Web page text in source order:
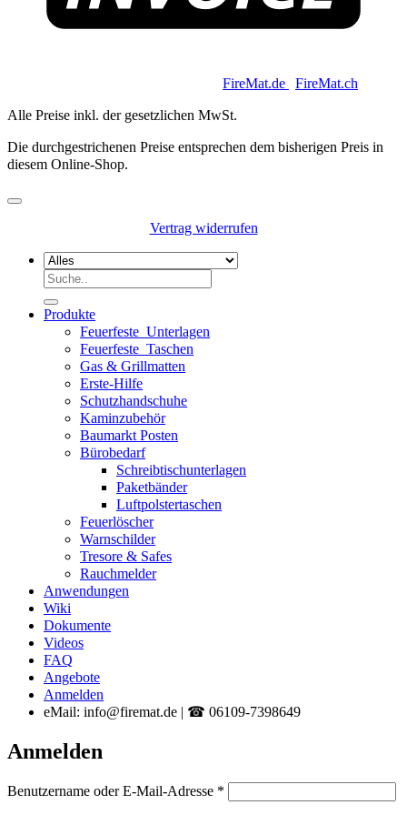
FireMat.de FireMat.ch
Alle Preise inkl. der gesetzlichen MwSt.
Die durchgestrichenen Preise entsprechen dem bisherigen Preis in
diesem Online-Shop.
Vertrag widerrufen
Suchen
Produkte
Feuerfeste_Unterlagen
Feuerfeste_Taschen
Gas & Grillmatten
Erste-Hilfe
Schutzhandschuhe
Kaminzubehör
Baumarkt Posten
Bürobedarf
Schreibtischunterlagen
Paketbänder
Luftpolstertaschen
Feuerlöscher
Warnschilder
Tresore & Safes
Rauchmelder
Anwendungen
Wiki
Dokumente
Videos
FAQ
Angebote
Anmelden
eMail: info@firemat.de | ☎ 06109-7398649
Anmelden
Benutzername oder E-Mail-Adresse *